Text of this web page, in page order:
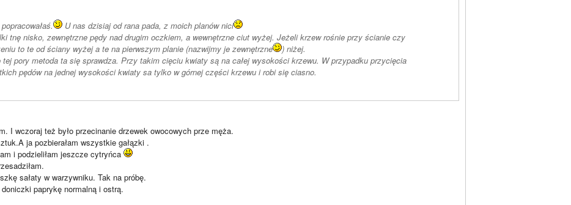
U nas dzisiaj od rana pada, z moich planów nici
tnę nisko, zewnętrzne pędy nad drugim oczkiem, a wewnętrzne ciut wyżej. Jeżeli krzew rośnie przy ścianie czy
to te od ściany wyżej a te na pierwszym planie (nazwijmy je zewnętrzne
) niżej.
tej pory metoda ta się sprawdza. Przy takim cięciu kwiaty są na całej wysokości krzewu. W przypadku przycięcia
pędów na jednej wysokości kwiaty sa tylko w górnej części krzewu i robi się ciasno.
I wczoraj też było przecinanie drzewek owocowych prze męża.
ja pozbierałam wszystkie gałązki .
i podzieliłam jeszcze cytryńca
sałaty w warzywniku. Tak na próbę.
paprykę normalną i ostrą.